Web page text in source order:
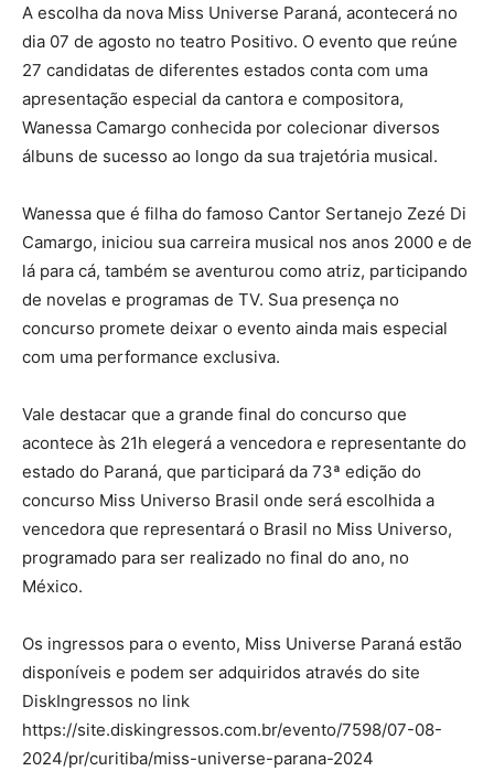
A escolha da nova Miss Universe Paraná, acontecerá no
dia 07 de agosto no teatro Positivo. O evento que reúne
27 candidatas de diferentes estados conta com uma
apresentação especial da cantora e compositora,
Wanessa Camargo conhecida por colecionar diversos
álbuns de sucesso ao longo da sua trajetória musical.
Wanessa que é filha do famoso Cantor Sertanejo Zezé Di
Camargo, iniciou sua carreira musical nos anos 2000 e de
lá para cá, também se aventurou como atriz, participando
de novelas e programas de TV. Sua presença no
concurso promete deixar o evento ainda mais especial
com uma performance exclusiva.
Vale destacar que a grande final do concurso que
acontece às 21h elegerá a vencedora e representante do
estado do Paraná, que participará da 73ª edição do
concurso Miss Universo Brasil onde será escolhida a
vencedora que representará o Brasil no Miss Universo,
programado para ser realizado no final do ano, no
México.
Os ingressos para o evento, Miss Universe Paraná estão
disponíveis e podem ser adquiridos através do site
DiskIngressos no link
https://site.diskingressos.com.br/evento/7598/07-08-
2024/pr/curitiba/miss-universe-parana-2024